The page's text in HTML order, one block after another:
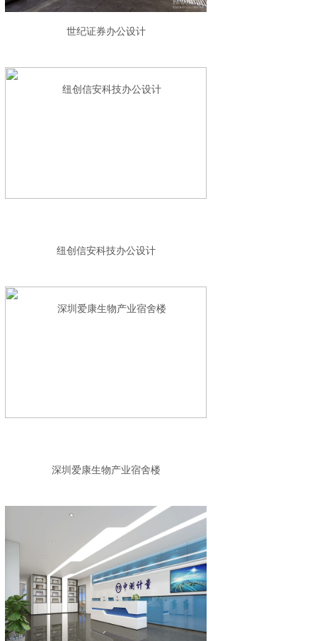
世纪证券办公设计
纽创信安科技办公设计
深圳爱康生物产业宿舍楼